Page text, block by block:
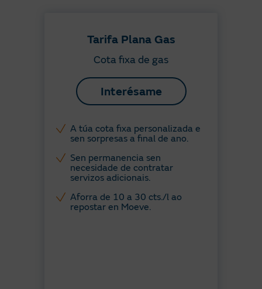
Tarifa Plana Gas
Cota fixa de gas
Interésame
A túa cota fixa personalizada e
sen sorpresas a final de ano. ​
Sen permanencia sen
necesidade de contratar
servizos adicionais.
Aforra de 10 a 30 cts./l ao
repostar en Moeve.